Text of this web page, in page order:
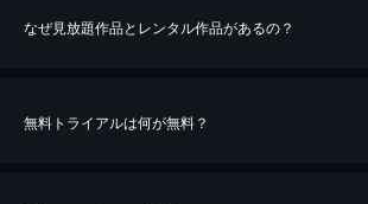
なぜ見放題作品とレンタル作品があるの？
無料トライアルは何が無料？